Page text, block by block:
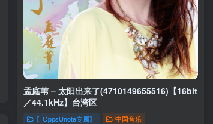
孟庭苇 – 太阳出来了(4710149655516)【16bit
／44.1kHz】台湾区
〖OppsUnote专属〗 中国音乐